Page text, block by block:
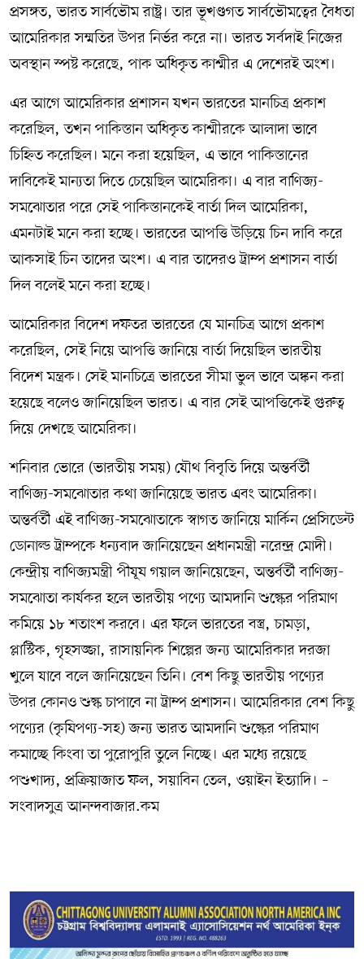
প্রসঙ্গত, ভারত সার্বভৌম রাষ্ট্র। তার ভূখণ্ডগত সার্বভৌমত্বের বৈধতা
আমেরিকার সম্মতির উপর নির্ভর করে না। ভারত সর্বদাই নিজের
অবস্থান স্পষ্ট করেছে, পাক অধিকৃত কাশ্মীর এ দেশেরই অংশ।
এর আগে আমেরিকার প্রশাসন যখন ভারতের মানচিত্র প্রকাশ
করেছিল, তখন পাকিস্তান অধিকৃত কাশ্মীরকে আলাদা ভাবে
চিহ্নিত করেছিল। মনে করা হয়েছিল, এ ভাবে পাকিস্তানের
দাবিকেই মান্যতা দিতে চেয়েছিল আমেরিকা। এ বার বাণিজ্য-
সমঝোতার পরে সেই পাকিস্তানকেই বার্তা দিল আমেরিকা,
এমনটাই মনে করা হচ্ছে। ভারতের আপত্তি উড়িয়ে চিন দাবি করে
আকসাই চিন তাদের অংশ। এ বার তাদেরও ট্রাম্প প্রশাসন বার্তা
দিল বলেই মনে করা হচ্ছে।
আমেরিকার বিদেশ দফতর ভারতের যে মানচিত্র আগে প্রকাশ
করেছিল, সেই নিয়ে আপত্তি জানিয়ে বার্তা দিয়েছিল ভারতীয়
বিদেশ মন্ত্রক। সেই মানচিত্রে ভারতের সীমা ভুল ভাবে অঙ্কন করা
হয়েছে বলেও জানিয়েছিল ভারত। এ বার সেই আপত্তিকেই গুরুত্ব
দিয়ে দেখছে আমেরিকা।
শনিবার ভোরে (ভারতীয় সময়) যৌথ বিবৃতি দিয়ে অন্তর্বর্তী
বাণিজ্য-সমঝোতার কথা জানিয়েছে ভারত এবং আমেরিকা।
অন্তর্বর্তী এই বাণিজ্য-সমঝোতাকে স্বাগত জানিয়ে মার্কিন প্রেসিডেন্ট
ডোনাল্ড ট্রাম্পকে ধন্যবাদ জানিয়েছেন প্রধানমন্ত্রী নরেন্দ্র মোদী।
কেন্দ্রীয় বাণিজ্যমন্ত্রী পীযূষ গয়াল জানিয়েছেন, অন্তর্বর্তী বাণিজ্য-
সমঝোতা কার্যকর হলে ভারতীয় পণ্যে আমদানি শুল্কের পরিমাণ
কমিয়ে ১৮ শতাংশ করবে। এর ফলে ভারতের বস্ত্র, চামড়া,
প্লাস্টিক, গৃহসজ্জা, রাসায়নিক শিল্পের জন্য আমেরিকার দরজা
খুলে যাবে বলে জানিয়েছেন তিনি। বেশ কিছু ভারতীয় পণ্যের
উপর কোনও শুল্ক চাপাবে না ট্রাম্প প্রশাসন। আমেরিকার বেশ কিছু
পণ্যের (কৃষিপণ্য-সহ) জন্য ভারত আমদানি শুল্কের পরিমাণ
কমাচ্ছে কিংবা তা পুরোপুরি তুলে নিচ্ছে। এর মধ্যে রয়েছে
পশুখাদ্য, প্রক্রিয়াজাত ফল, সয়াবিন তেল, ওয়াইন ইত্যাদি। –
সংবাদসুত্র আনন্দবাজার.কম